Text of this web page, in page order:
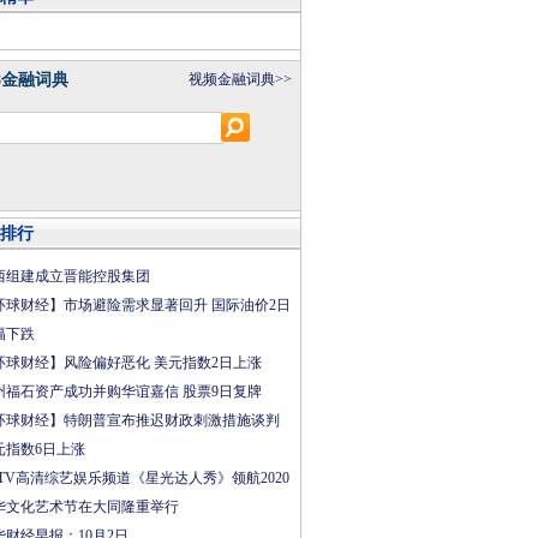
融词典 视频金融词典>>
行
组建成立晋能控股集团
球财经】市场避险需求显著回升 国际油价2日
下跌
球财经】风险偏好恶化 美元指数2日上涨
福石资产成功并购华谊嘉信 股票9日复牌
球财经】特朗普宣布推迟财政刺激措施谈判
指数6日上涨
高清综艺娱乐频道《星光达人秀》领航2020
文化艺术节在大同隆重举行